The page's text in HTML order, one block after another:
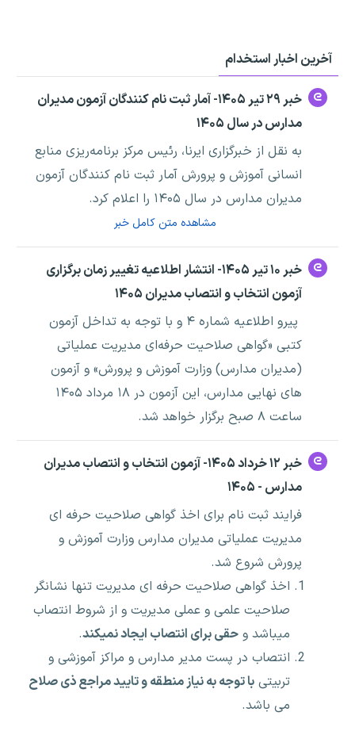
آخرین اخبار استخدام
خبر ۲۹ تیر ۱۴۰۵- آمار ثبت نام کنندگان آزمون مدیران
مدارس در سال ۱۴۰۵
به نقل از خبرگزاری ایرنا، رئیس مرکز برنامه‌ریزی منابع
انسانی آموزش و پرورش آمار ثبت نام کنندگان آزمون
مدیران مدارس در سال ۱۴۰۵ را اعلام کرد.
مشاهده متن کامل خبر
خبر ۱۰ تیر ۱۴۰۵- انتشار اطلاعیه تغییر زمان برگزاری
آزمون انتخاب و انتصاب مدیران ۱۴۰۵
پیرو اطلاعیه شماره ۴ و با توجه به تداخل آزمون
کتبی «گواهی صلاحیت حرفه‌ای مدیریت عملیاتی
(مدیران مدارس) وزارت آموزش و پرورش» و آزمون
های نهایی مدارس، این آزمون در ۱۸ مرداد ۱۴۰۵
ساعت ۸ صبح برگزار خواهد شد.
خبر ۱۲ خرداد ۱۴۰۵- آزمون انتخاب و انتصاب مدیران
مدارس - ۱۴۰۵
فرایند ثبت نام برای اخذ گواهی صلاحیت حرفه ای
مدیریت عملیاتی مدیران مدارس وزارت آموزش و
پرورش شروع شد.
اخذ گواهی صلاحیت حرفه ای مدیریت تنها نشانگر
صلاحیت علمی و عملی مدیریت و از شروط انتصاب
میباشد و حقی برای انتصاب ایجاد نمیکند.
انتصاب در پست مدیر مدارس و مراکز آموزشی و
تربیتی با توجه به نیاز منطقه و تایید مراجع ذی صلاح
می باشد.